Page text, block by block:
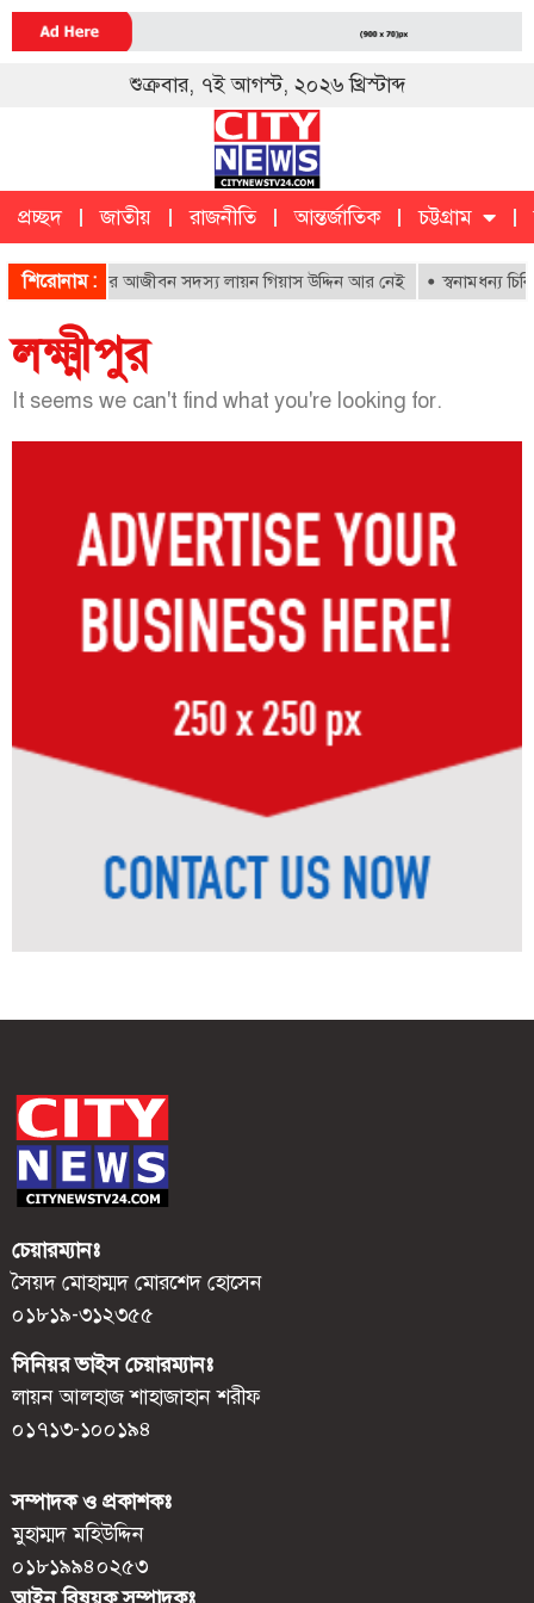
শুক্রবার, ৭ই আগস্ট, ২০২৬ খ্রিস্টাব্দ
প্রচ্ছদ জাতীয় রাজনীতি আন্তর্জাতিক চট্টগ্রাম
চট্টগ্রাম
শিরোনাম :
শিশু হাসপাতালের আজীবন সদস্য লায়ন গিয়াস উদ্দিন আর নেই স্বনামধন্য
লক্ষ্মীপুর
It seems we can't find what you're looking for.
চেয়ারম্যানঃ
সৈয়দ মোহাম্মদ মোরশেদ হোসেন
০১৮১৯-৩১২৩৫৫
সিনিয়র ভাইস চেয়ারম্যানঃ
লায়ন আলহাজ শাহাজাহান শরীফ
০১৭১৩-১০০১৯৪
সম্পাদক ও প্রকাশকঃ
মুহাম্মদ মহিউদ্দিন
০১৮১৯৯৪০২৫৩